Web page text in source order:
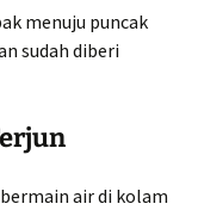
menuju puncak
sudah diberi
air di kolam